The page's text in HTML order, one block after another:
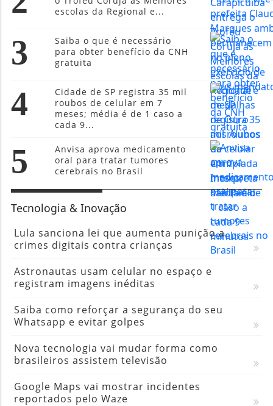
escolas da Regional e...
3
Saiba o que é necessário
para obter benefício da CNH
gratuita
4
Cidade de SP registra 35 mil
roubos de celular em 7
meses; média é de 1 caso a
cada 9...
5
Anvisa aprova medicamento
oral para tratar tumores
cerebrais no Brasil
Tecnologia & Inovação
Lula sanciona lei que aumenta punição a
crimes digitais contra crianças
Astronautas usam celular no espaço e
registram imagens inéditas
Saiba como reforçar a segurança do seu
Whatsapp e evitar golpes
Nova tecnologia vai mudar forma como
brasileiros assistem televisão
Google Maps vai mostrar incidentes
reportados pelo Waze